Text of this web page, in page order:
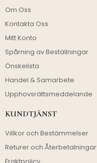
Om Oss
Kontakta Oss
Mitt Konto
Spårning av Beställningar
Önskelista
Handel & Samarbete
Upphovsrättsmeddelande
KUNDTJÄNST
Villkor och Bestämmelser
Returer och Återbetalningar